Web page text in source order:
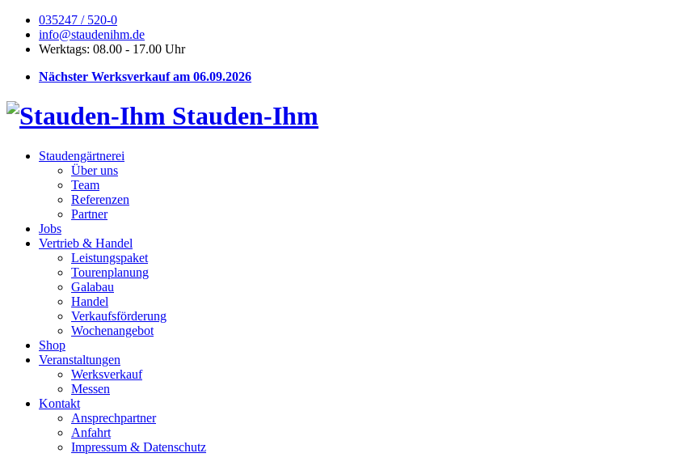
035247 / 520-0
info@staudenihm.de
Werktags: 08.00 - 17.00 Uhr
Nächster Werksverkauf am 06.09.2026
Stauden-Ihm
Staudengärtnerei
Über uns
Team
Referenzen
Partner
Jobs
Vertrieb & Handel
Leistungspaket
Tourenplanung
Galabau
Handel
Verkaufsförderung
Wochenangebot
Shop
Veranstaltungen
Werksverkauf
Messen
Kontakt
Ansprechpartner
Anfahrt
Impressum & Datenschutz